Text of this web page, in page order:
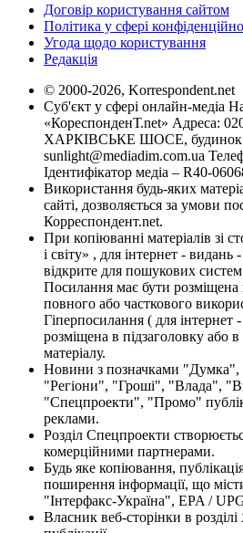
Договір користування сайтом
Політика у сфері
Угода щодо користування
Редакція
© 2000-2026, Korrespondent.net
Суб'єкт у сфері онлайн-медіа
«КореспонденТ.net» Адреса:
ХАРКІВСЬКЕ ШОСЕ, будинок
sunlight@mediadim.com.ua
Ідентифікатор медіа – R40-
Використання будь-яких
сайті, дозволяється за умови
Корреспондент.net.
При копіюванні матеріалів зі
і світу» , для інтернет - видань
відкрите для пошукових
Посилання має бути розміщена
повного або часткового
Гіперпосилання ( для
розміщена в підзаголовку або
матеріалу.
Новини з позначками "Думка",
"Регіони", "Гроші", "Влада",
"Спецпроекти", "Промо"
реклами.
Розділ Спецпроекти
комерційними партнерами.
Будь яке копіювання,
поширення інформації, що
"Інтерфакс-Україна", EPA /
Власник веб-сторінки в